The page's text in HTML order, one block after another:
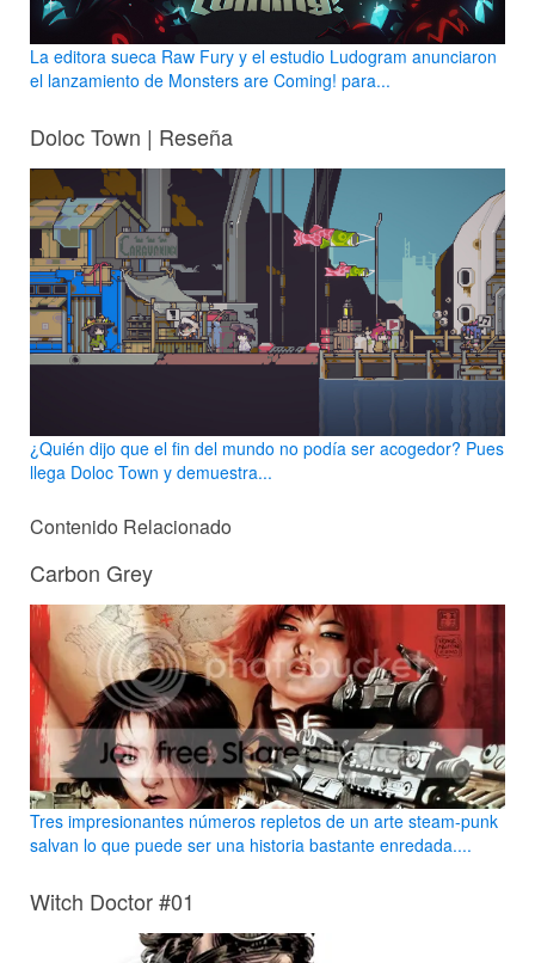
La editora sueca Raw Fury y el estudio Ludogram anunciaron
el lanzamiento de Monsters are Coming! para...
Doloc Town | Reseña
¿Quién dijo que el fin del mundo no podía ser acogedor? Pues
llega Doloc Town y demuestra...
Contenido Relacionado
Carbon Grey
Tres impresionantes números repletos de un arte steam-punk
salvan lo que puede ser una historia bastante enredada....
Witch Doctor #01